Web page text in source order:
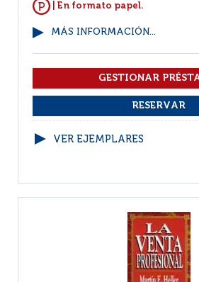
| En formato papel.
MÁS INFORMACIÓN...
VER EJEMPLARES